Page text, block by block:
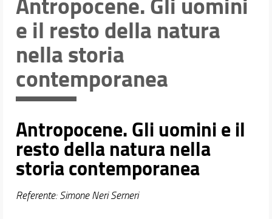
Insegnamenti di lingue
Seminari- Workshop
Stage /Tirocinio
Mobilità internazionale
Per laurearsi
Tesi di Laurea
Proseguire dopo la laurea
Docenti
Orario e calendari
e il resto della natura
nella storia
contemporanea
Antropocene. Gli uomini e il
resto della natura nella
storia contemporanea
Referente: Simone Neri Serneri